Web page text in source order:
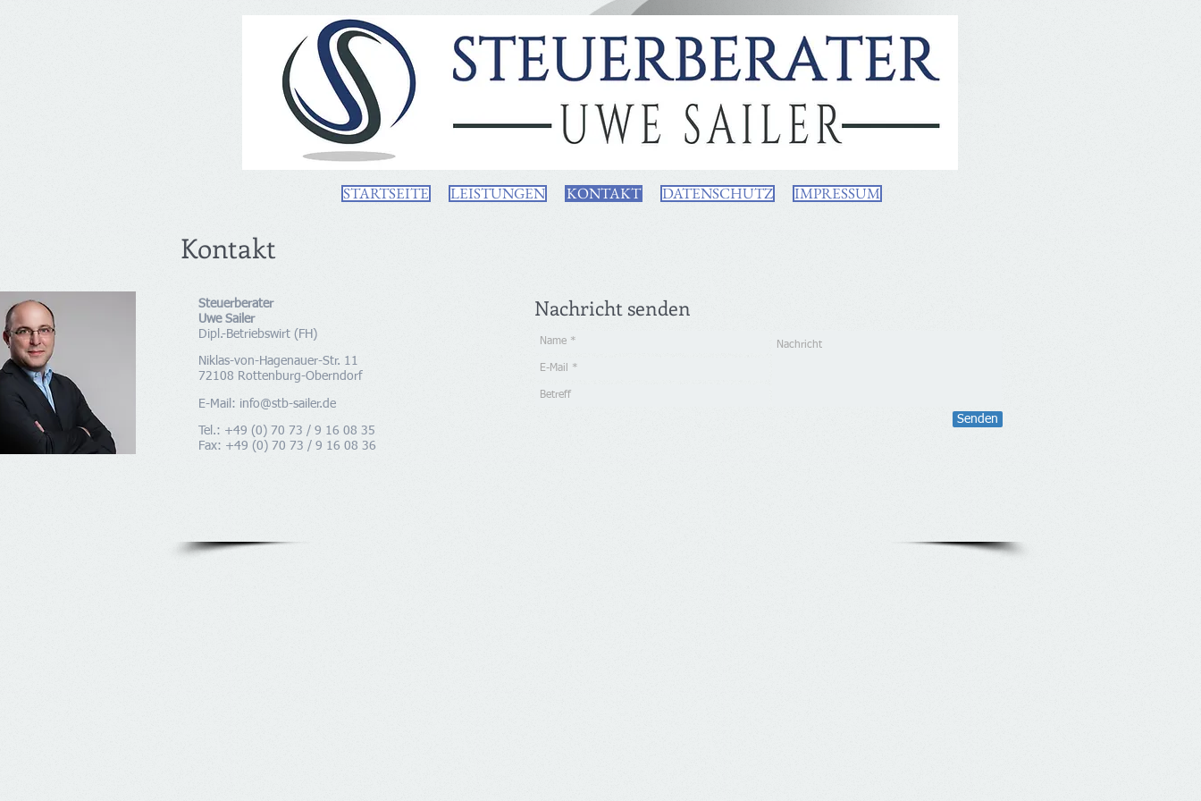
STARTSEITE LEISTUNGEN KONTAKT DATENSCHUTZ IMPRESSUM
Kontakt
Steuerberater
Uwe Sailer
Dipl.-Betriebswirt (FH)
Niklas-von-Hagenauer-Str. 11
72108 Rottenburg-Oberndorf
E-Mail: info@stb-sailer.de
Tel.: +49 (0) 70 73 / 9 16 08 35
Fax: +49 (0) 70 73 / 9 16 08 36
Nachricht senden
Senden